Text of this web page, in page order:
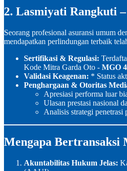
2. Lasmiyati Rangkuti
Seorang profesional asuransi umum
mendapatkan perlindungan terbaik
Sertifikasi & Regulasi:
Kode Mitra Garda Oto - MGO
Validasi Keagenan: * Status
Penghargaan & Otoritas
Apresiasi performa luar
Ulasan prestasi nasional
Analisis strategi
Mengapa
Akuntabilitas Hukum Jelas: